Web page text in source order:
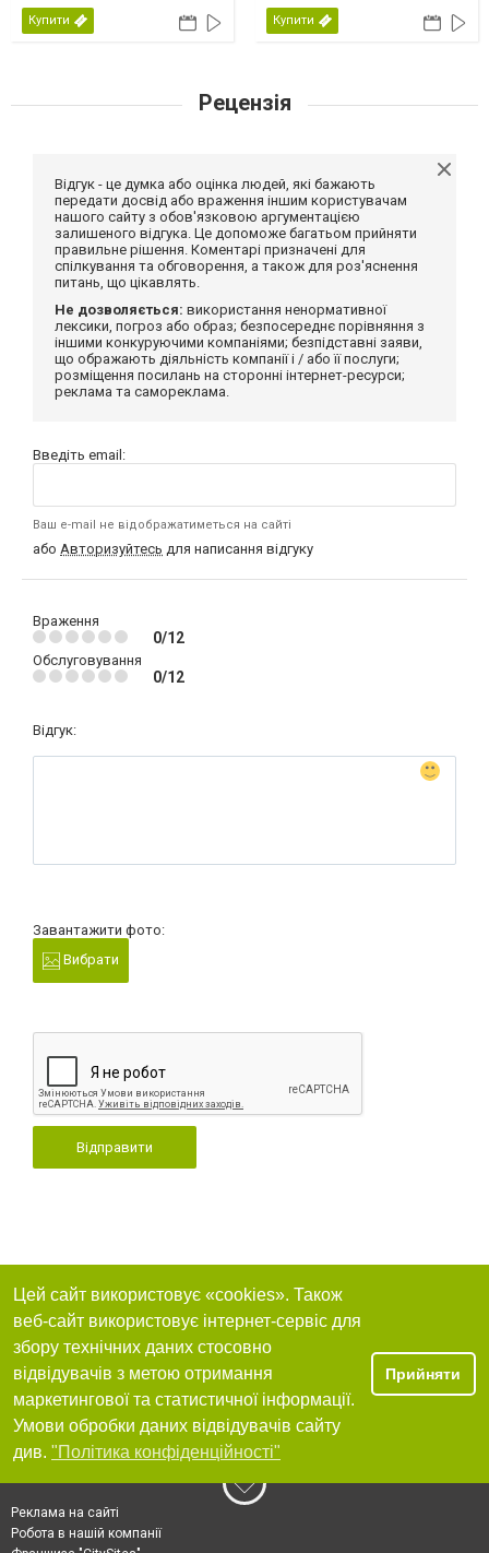
Купити Купити
Рецензія
Відгук - це думка або оцінка людей, які бажають
передати досвід або враження іншим користувачам
нашого сайту з обов'язковою аргументацією
залишеного відгука. Це допоможе багатьом прийняти
правильне рішення. Коментарі призначені для
спілкування та обговорення, а також для роз'яснення
питань, що цікавлять.
Не дозволяється: використання ненормативної
лексики, погроз або образ; безпосереднє порівняння з
іншими конкуруючими компаніями; безпідставні заяви,
що ображають діяльність компанії і / або її послуги;
розміщення посилань на сторонні інтернет-ресурси;
реклама та самореклама.
Введіть email:
Ваш e-mail не відображатиметься на сайті
або Авторизуйтесь для написання відгуку
Враження
0/12
Обслуговування
0/12
Відгук:
Завантажити фото:
Вибрати
Відправити
Цей сайт використовує «cookies». Також
веб-сайт використовує інтернет-сервіс для
збору технічних даних стосовно
відвідувачів з метою отримання
маркетингової та статистичної інформації.
Умови обробки даних відвідувачів сайту
див. "Політика конфіденційності"
Прийняти
Реклама на сайті
Робота в нашій компанії